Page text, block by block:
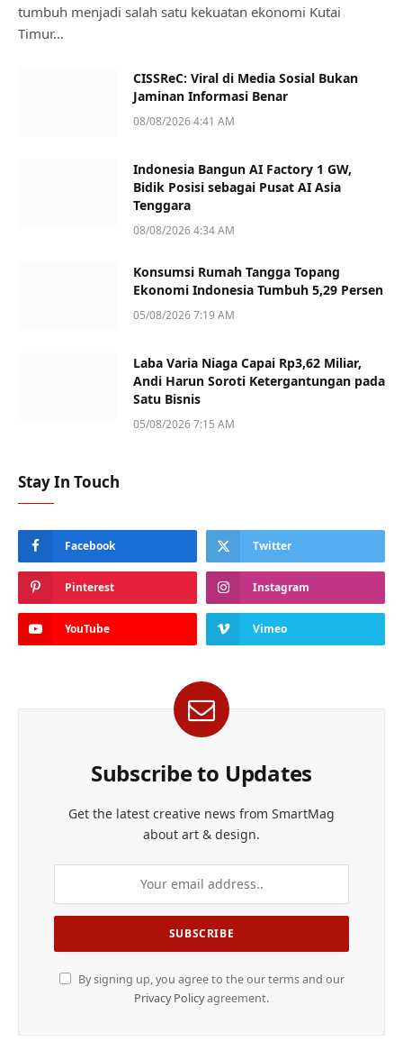
tumbuh menjadi salah satu kekuatan ekonomi Kutai
Timur…
CISSReC: Viral di Media Sosial Bukan
Jaminan Informasi Benar
08/08/2026 4:41 AM
Indonesia Bangun AI Factory 1 GW,
Bidik Posisi sebagai Pusat AI Asia
Tenggara
08/08/2026 4:34 AM
Konsumsi Rumah Tangga Topang
Ekonomi Indonesia Tumbuh 5,29 Persen
05/08/2026 7:19 AM
Laba Varia Niaga Capai Rp3,62 Miliar,
Andi Harun Soroti Ketergantungan pada
Satu Bisnis
05/08/2026 7:15 AM
Stay In Touch
Facebook Twitter
Pinterest Instagram
YouTube Vimeo
Subscribe to Updates
Get the latest creative news from SmartMag
about art & design.
By signing up, you agree to the our terms and our
Privacy Policyagreement.